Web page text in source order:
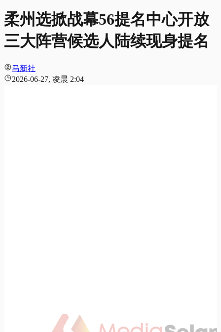
柔州选掀战幕56提名中心开放
三大阵营候选人陆续现身提名
马新社
2026-06-27, 凌晨 2:04